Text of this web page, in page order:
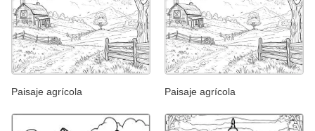
Paisaje agrícola Paisaje agrícola